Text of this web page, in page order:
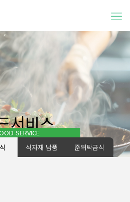
서비스
SERVICE
식자재 납품 준위탁급식